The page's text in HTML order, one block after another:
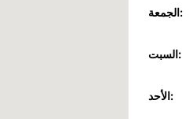
الجمعة:
السبت:
الأحد: